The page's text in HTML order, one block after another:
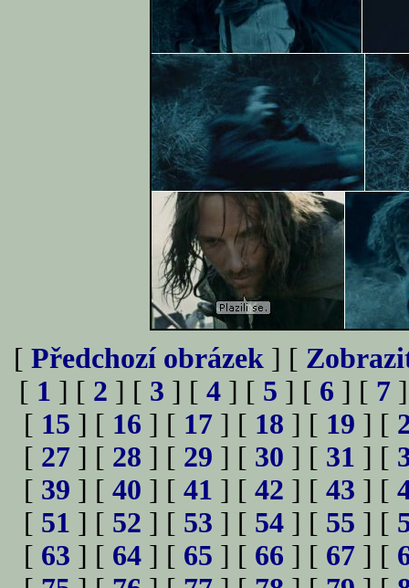
[ Předchozí obrázek ] [
[ 1 ] [ 2 ] [ 3 ] [ 4 ] [ 5 ] [ 6 ] [ 7
[ 15 ] [ 16 ] [ 17 ] [ 18 ] [ 19 ] [
[ 27 ] [ 28 ] [ 29 ] [ 30 ] [ 31 ] [
[ 39 ] [ 40 ] [ 41 ] [ 42 ] [ 43 ] [
[ 51 ] [ 52 ] [ 53 ] [ 54 ] [ 55 ] [
[ 63 ] [ 64 ] [ 65 ] [ 66 ] [ 67 ] [